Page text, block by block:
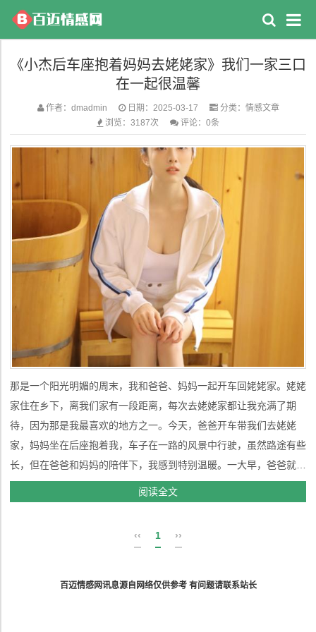
《小杰后车座抱着妈妈去姥姥家》我们一家三口
在一起很温馨
作者：dmadmin 日期：2025-03-17 分类： 情感文章
浏览：3187次
评论：0条
那是一个阳光明媚的周末，我和爸爸、妈妈一起开车回姥姥家。姥姥
家住在乡下，离我们家有一段距离，每次去姥姥家都让我充满了期
待，因为那是我最喜欢的地方之一。今天，爸爸开车带我们去姥姥
家，妈妈坐在后座抱着我，车子在一路的风景中行驶，虽然路途有些
长，但在爸爸和妈妈的陪伴下，我感到特别温暖。一大早，爸爸就准
备好了车子，妈妈也早早地给我准备好了零食和水。我们一家三口都
穿得很轻松，准备迎接这一天的旅行。爸爸一边开车，一边哼着自己
阅读全文
‹‹ 1 ››
百迈情感网讯息源自网络仅供参考 有问题请联系站长